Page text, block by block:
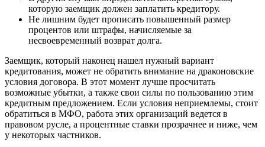
которую заемщик должен заплатить кредитору.
Не лишним будет прописать повышенный размер
процентов или штрафы, начисляемые за
несвоевременный возврат долга.
Заемщик, который наконец нашел нужный вариант
кредитования, может не обратить внимание на драконовские
условия договора. В этот момент лучше просчитать
возможные убытки, а также свои силы по пользованию этим
кредитным предложением. Если условия неприемлемы, стоит
обратиться в МФО, работа этих организаций ведется в
правовом русле, а процентные ставки прозрачнее и ниже, чем
у некоторых частников.